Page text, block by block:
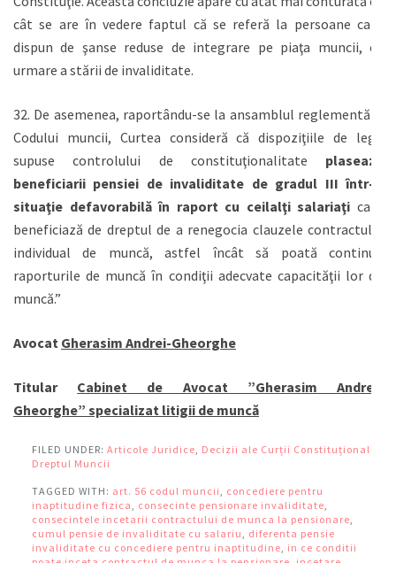
cât se are în vedere faptul că se referă la persoane care
dispun de şanse reduse de integrare pe piaţa muncii, ca
urmare a stării de invaliditate.
32. De asemenea, raportându-se la ansamblul reglementării
Codului muncii, Curtea consideră că dispoziţiile de lege
supuse controlului de constituţionalitate plasează
beneficiarii pensiei de invaliditate de gradul III într-o
situaţie defavorabilă în raport cu ceilalţi salariaţi care
beneficiază de dreptul de a renegocia clauzele contractului
individual de muncă, astfel încât să poată continua
raporturile de muncă în condiţii adecvate capacităţii lor de
muncă.”
Avocat Gherasim Andrei-Gheorghe
Titular Cabinet de Avocat ”Gherasim Andrei-
Gheorghe” specializat litigii de muncă
FILED UNDER: Articole Juridice Decizii ale Curții Constituționale
Dreptul Muncii
TAGGED WITH: art. 56 codul muncii
concediere pentru
inaptitudine fizica
consecinte pensionare invaliditate
consecintele incetarii contractului de munca la pensionare
cumul pensie de invaliditate cu salariu
diferenta pensie
invaliditate cu concediere pentru inaptitudine in ce conditii